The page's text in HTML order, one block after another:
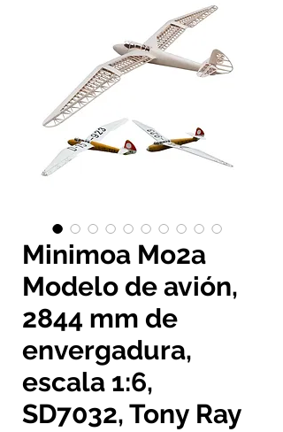
Minimoa Mo2a
Modelo de avión,
2844 mm de
envergadura,
escala 1:6,
SD7032, Tony Ray